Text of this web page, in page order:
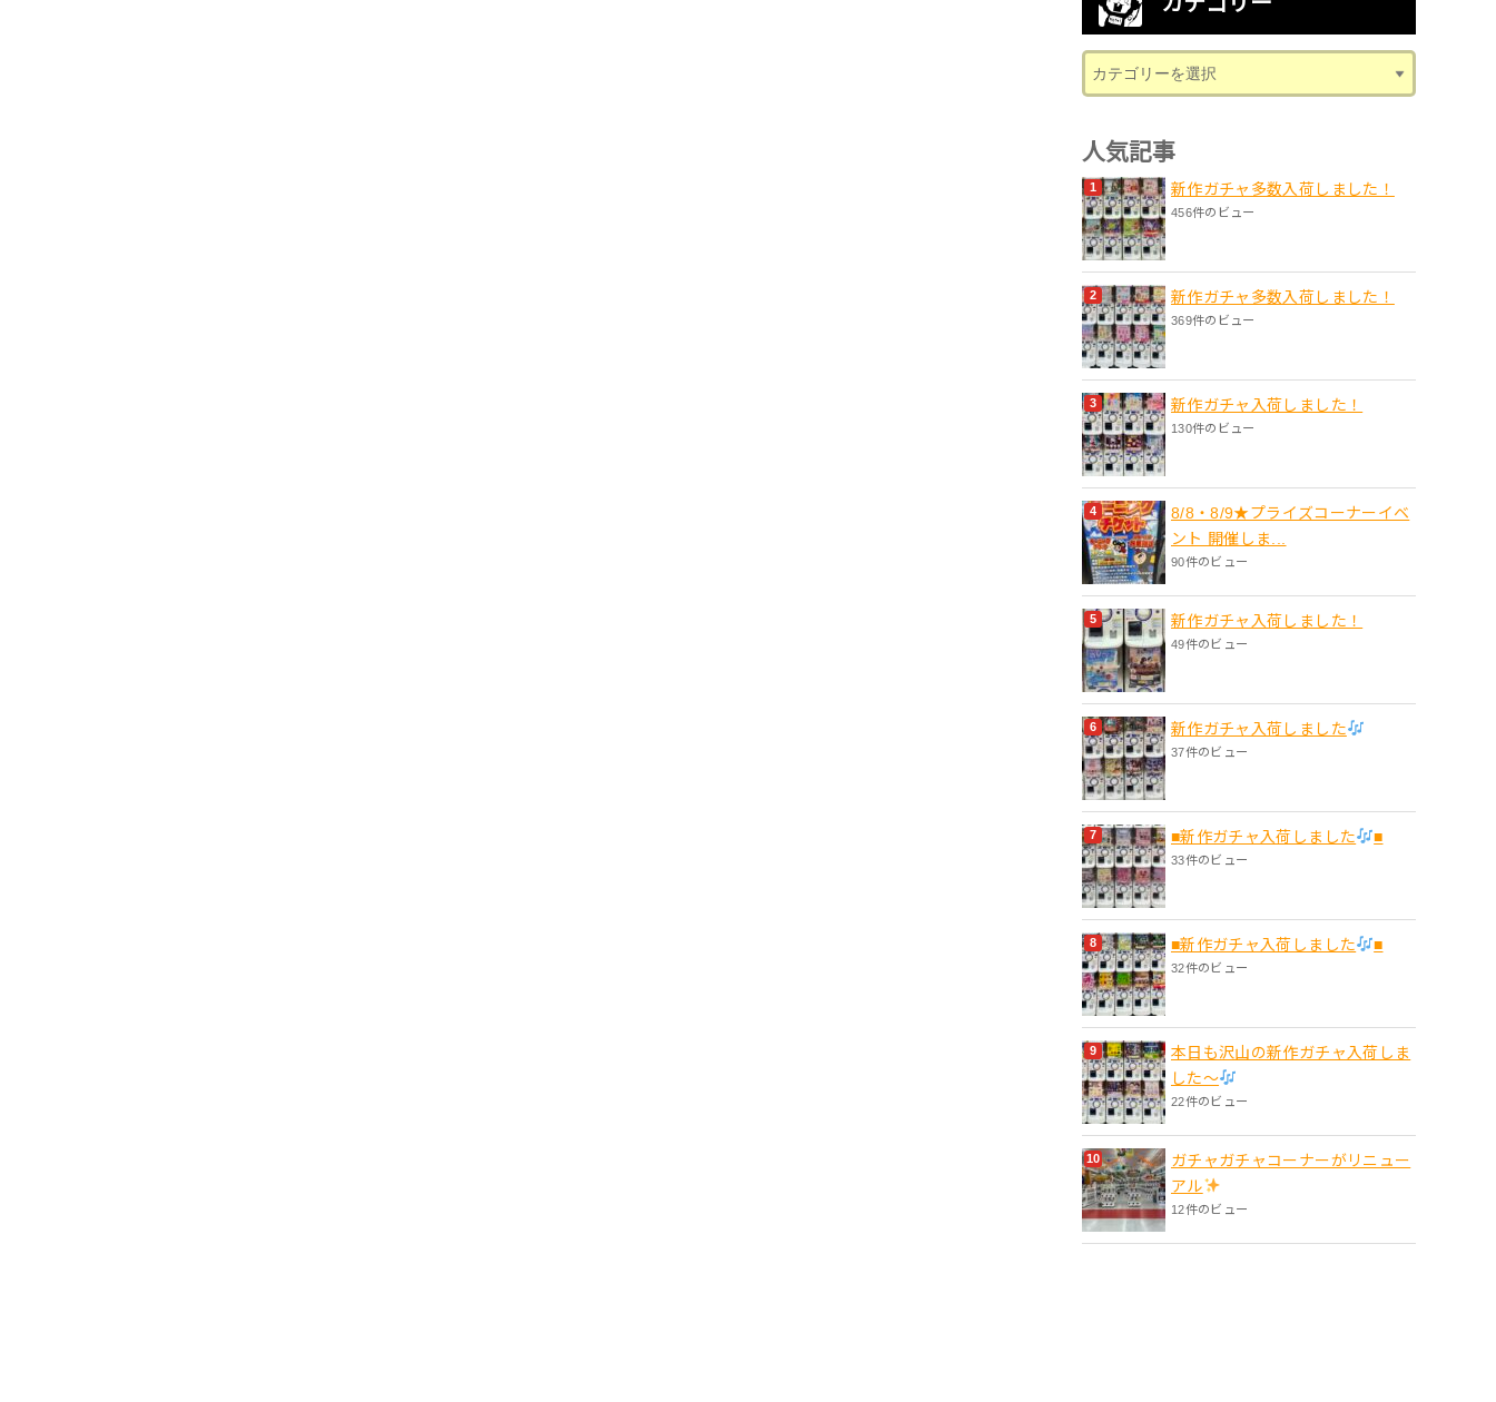
人気記事
新作ガチャ多数入荷しました！
456件のビュー
新作ガチャ多数入荷しました！
369件のビュー
新作ガチャ入荷しました！
130件のビュー
8/8・8/9★プライズコーナーイベ
ント 開催しま...
90件のビュー
新作ガチャ入荷しました！
49件のビュー
新作ガチャ入荷しました
37件のビュー
■新作ガチャ入荷しました ■
33件のビュー
■新作ガチャ入荷しました ■
32件のビュー
本日も沢山の新作ガチャ入荷しま
した〜
22件のビュー
ガチャガチャコーナーがリニュー
アル
12件のビュー